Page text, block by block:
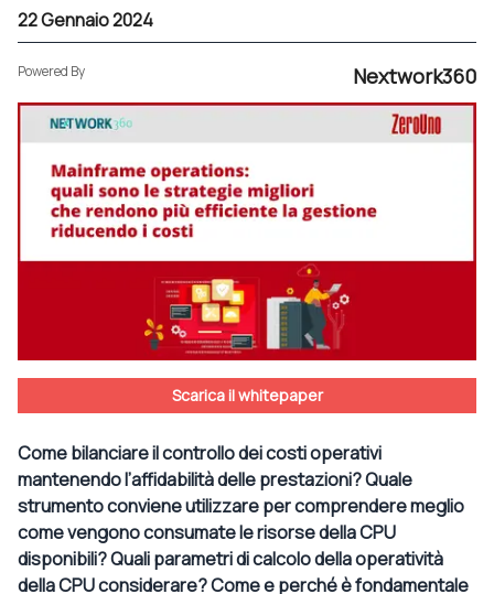
22 Gennaio 2024
Powered By Nextwork360
Scarica il whitepaper
Come bilanciare il controllo dei costi operativi
mantenendo l’affidabilità delle prestazioni? Quale
strumento conviene utilizzare per comprendere meglio
come vengono consumate le risorse della CPU
disponibili? Quali parametri di calcolo della operatività
della CPU considerare? Come e perché è fondamentale